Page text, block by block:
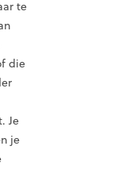
te
die
Je
je